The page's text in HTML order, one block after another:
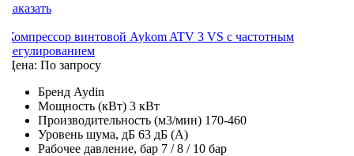
винтовой Aykom ATV 3 VS с частотным
По запросу
Бренд Aydin
Мощность (кВт) 3 кВт
Производительность (м3/мин)170-460
Уровень шума, дБ 63 дБ (А)
Рабочее давление, бар 7 / 8 / 10 бар